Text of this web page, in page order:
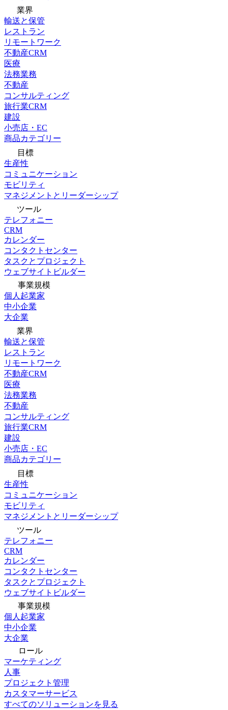
業界
輸送と保管
レストラン
リモートワーク
不動産CRM
医療
法務業務
不動産
コンサルティング
旅行業CRM
建設
小売店・EC
商品カテゴリー
目標
生産性
コミュニケーション
モビリティ
マネジメントとリーダーシップ
ツール
テレフォニー
CRM
カレンダー
コンタクトセンター
タスクとプロジェクト
ウェブサイトビルダー
事業規模
個人起業家
中小企業
大企業
業界
輸送と保管
レストラン
リモートワーク
不動産CRM
医療
法務業務
不動産
コンサルティング
旅行業CRM
建設
小売店・EC
商品カテゴリー
目標
生産性
コミュニケーション
モビリティ
マネジメントとリーダーシップ
ツール
テレフォニー
CRM
カレンダー
コンタクトセンター
タスクとプロジェクト
ウェブサイトビルダー
事業規模
個人起業家
中小企業
大企業
ロール
マーケティング
人事
プロジェクト管理
カスタマーサービス
すべてのソリューションを見る